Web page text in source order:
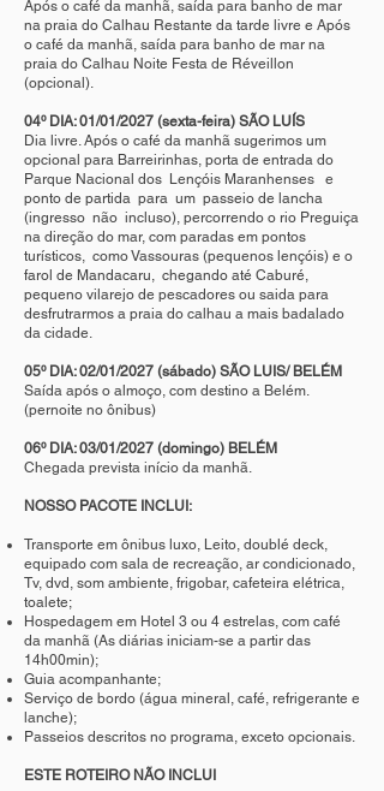
Após o café da manhã, saída para banho de mar
na praia do Calhau Restante da tarde livre e Após
o café da manhã, saída para banho de mar na
praia do Calhau Noite Festa de Réveillon
(opcional).
04º DIA: 01/01/2027 (sexta-feira) SÃO LUÍS
Dia livre. Após o café da manhã sugerimos um
opcional para Barreirinhas, porta de entrada do
Parque Nacional dos Lençóis Maranhenses e
ponto de partida para um passeio de lancha
(ingresso não incluso), percorrendo o rio Preguiça
na direção do mar, com paradas em pontos
turísticos, como Vassouras (pequenos lençóis) e o
farol de Mandacaru, chegando até Caburé,
pequeno vilarejo de pescadores ou saida para
desfrutrarmos a praia do calhau a mais badalado
da cidade.
05º DIA: 02/01/2027 (sábado) SÃO LUIS/ BELÉM
Saída após o almoço, com destino a Belém.
(pernoite no ônibus)
06º DIA: 03/01/2027 (domingo) BELÉM
Chegada prevista início da manhã.
NOSSO PACOTE INCLUI:
Transporte em ônibus luxo, Leito, doublé deck,
equipado com sala de recreação, ar condicionado,
Tv, dvd, som ambiente, frigobar, cafeteira elétrica,
toalete;
Hospedagem em Hotel 3 ou 4 estrelas, com café
da manhã (As diárias iniciam-se a partir das
14h00min);
Guia acompanhante;
Serviço de bordo (água mineral, café, refrigerante e
lanche);
Passeios descritos no programa, exceto opcionais.
ESTE ROTEIRO NÃO INCLUI